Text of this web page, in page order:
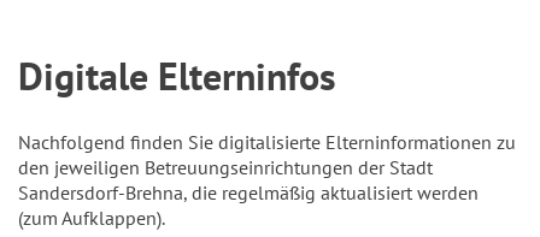
Digitale Elterninfos
Nachfolgend finden Sie digitalisierte Elterninformationen zu
den jeweiligen Betreuungseinrichtungen der Stadt
Sandersdorf-Brehna, die regelmäßig aktualisiert werden
(zum Aufklappen).